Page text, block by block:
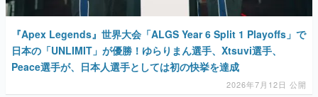
その他
電ファミニコゲーマーとは？
『Apex Legends』世界大会「ALGS Year 6 Split 1 Playoffs」で
日本の「UNLIMIT」が優勝！ゆらりまん選手、Xtsuvi選手、
Peace選手が、日本人選手としては初の快挙を達成
2026年7月12日 公開